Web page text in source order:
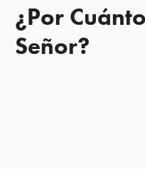
¿Por
Señor?